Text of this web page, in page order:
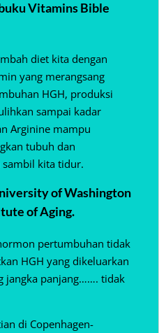
Vitamins Bible
diet kita dengan
yang merangsang
HGH, produksi
sampai kadar
Arginine mampu
tubuh dan
kita tidur.
of Washington
of Aging.
pertumbuhan tidak
HGH yang dikeluarkan
jangka panjang……. tidak
di Copenhagen-